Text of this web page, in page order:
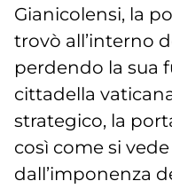
Gianicolensi, la
trovò all’interno
perdendo la sua
cittadella
strategico, la
così come si
dall’imponenza